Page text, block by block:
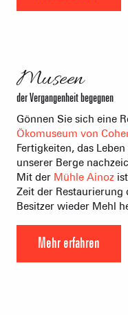
Museen
der Vergangenheit begegnen
Gönnen Sie sich eine
Ökomuseum von
Fertigkeiten, das
unserer Berge
Mit der Mühle Ainoz
Zeit der
Besitzer wieder Mehl
Mehr erfahren